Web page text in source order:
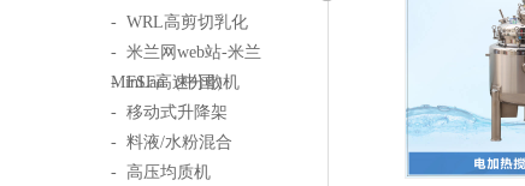
- WRL高剪切乳化
- 米兰网web站-米兰
MinLan（中国）
- FSF高速分散机
- 移动式升降架
- 料液/水粉混合
- 高压均质机